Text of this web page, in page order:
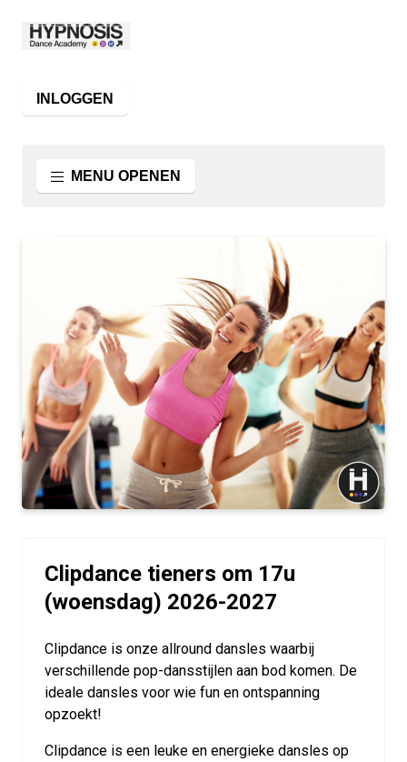
INLOGGEN
MENU OPENEN
Clipdance tieners om 17u
(woensdag) 2026-2027
Clipdance is onze allround dansles waarbij
verschillende pop-dansstijlen aan bod komen. De
ideale dansles voor wie fun en ontspanning
opzoekt!
Clipdance is een leuke en energieke dansles op